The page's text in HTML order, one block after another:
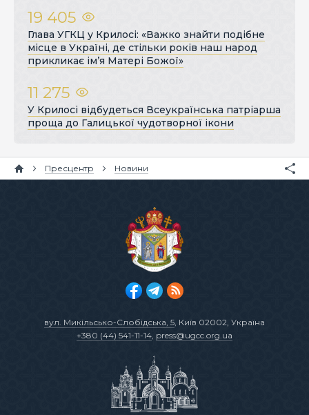
19 405
Глава УГКЦ у Крилосі: «Важко знайти подібне
місце в Україні, де стільки років наш народ
прикликає ім’я Матері Божої»
11 275
У Крилосі відбудеться Всеукраїнська патріарша
проща до Галицької чудотворної ікони
Пресцентр Новини
вул. Микільсько-Слобідська, 5, Київ 02002, Україна
+380 (44) 541-11-14, press@ugcc.org.ua